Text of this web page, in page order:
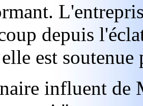
depuis
est soutenue
influent de